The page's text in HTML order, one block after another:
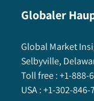
Globaler
Global Market
Selbyville,
Toll free :+1-888-
USA :+1-302-846-